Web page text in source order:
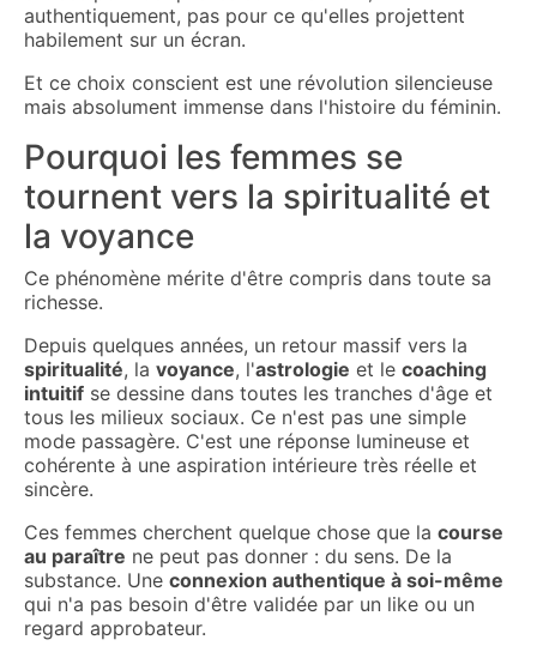
authentiquement, pas pour ce qu'elles projettent
habilement sur un écran.
Et ce choix conscient est une révolution silencieuse
mais absolument immense dans l'histoire du féminin.
Pourquoi les femmes se
tournent vers la spiritualité et
la voyance
Ce phénomène mérite d'être compris dans toute sa
richesse.
Depuis quelques années, un retour massif vers la
spiritualité, la voyance, l'astrologie et le coaching
intuitif se dessine dans toutes les tranches d'âge et
tous les milieux sociaux. Ce n'est pas une simple
mode passagère. C'est une réponse lumineuse et
cohérente à une aspiration intérieure très réelle et
sincère.
Ces femmes cherchent quelque chose que la course
au paraître ne peut pas donner : du sens. De la
substance. Une connexion authentique à soi-même
qui n'a pas besoin d'être validée par un like ou un
regard approbateur.